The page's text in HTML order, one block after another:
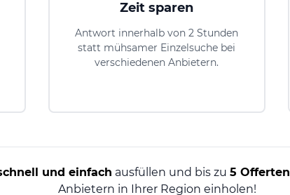
Zeit sparen
Antwort innerhalb von 2 Stunden
statt mühsamer Einzelsuche bei
verschiedenen Anbietern.
und einfach ausfüllen und bis zu 5 Offerten
Anbietern in Ihrer Region einholen!